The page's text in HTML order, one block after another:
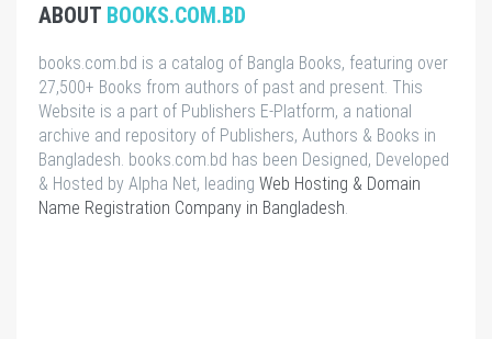
ABOUT BOOKS.COM.BD
books.com.bd is a catalog of Bangla Books, featuring over
27,500+ Books from authors of past and present. This
Website is a part of Publishers E-Platform, a national
archive and repository of Publishers, Authors & Books in
Bangladesh. books.com.bd has been Designed, Developed
& Hosted by Alpha Net, leading Web Hosting & Domain
Name Registration Company in Bangladesh